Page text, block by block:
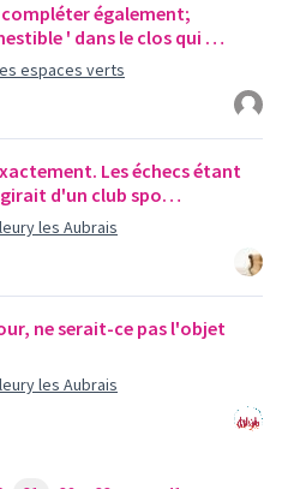
également;
' dans le clos qui …
espaces verts
Les échecs étant
d'un club spo…
les Aubrais
ne serait-ce pas l'objet
les Aubrais